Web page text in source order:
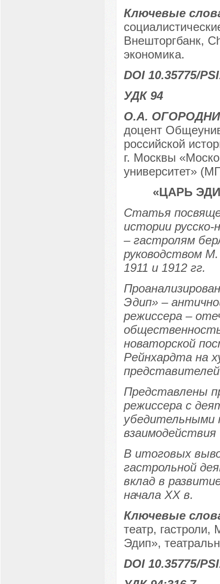
Ключевые
Внешторгбанк,
экономика.
DOI 10.35775/
УДК 94
О.А.
доцент
российской
г. Москвы
университет»
«ЦАРЬ
Статья
истории русско-
– гастролям
руководством
1911 и 1912 гг.
Эдип» –
режиссера –
новаторской
Рейнхардта на
Представлены
режиссера с
убедительными
В итоговых
гастрольной
вклад в
начала XX в.
Ключевые
театр,
Эдип»,
DOI 10.35775/